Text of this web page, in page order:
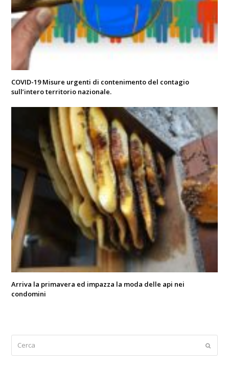
COVID-19 Misure urgenti di contenimento del contagio
sull’intero territorio nazionale.
Arriva la primavera ed impazza la moda delle api nei
condomini